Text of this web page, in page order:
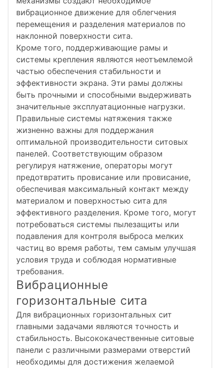
вибрационное движение для облегчения
перемещения и разделения материалов по
наклонной поверхности сита.
Кроме того, поддерживающие рамы и
системы крепления являются неотъемлемой
частью обеспечения стабильности и
эффективности экрана. Эти рамы должны
быть прочными и способными выдерживать
значительные эксплуатационные нагрузки.
Правильные системы натяжения также
жизненно важны для поддержания
оптимальной производительности ситовых
панелей. Соответствующим образом
регулируя натяжение, операторы могут
предотвратить провисание или провисание,
обеспечивая максимальный контакт между
материалом и поверхностью сита для
эффективного разделения. Кроме того, могут
потребоваться системы пылезащиты или
подавления для контроля выброса мелких
частиц во время работы, тем самым улучшая
условия труда и соблюдая нормативные
требования.
Вибрационные
горизонтальные сита
Для вибрационных горизонтальных сит
главными задачами являются точность и
стабильность. Высококачественные ситовые
панели с различными размерами отверстий
необходимы для достижения желаемой